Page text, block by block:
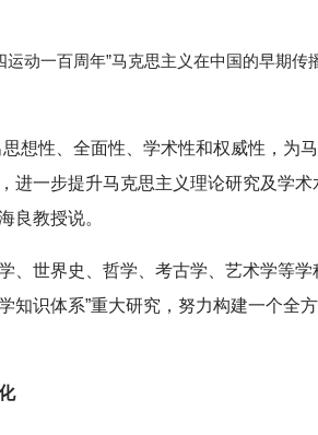
运动一百周年”马克思主义在中国的早期传
想性、全面性、学术性和权威性，为
进一步提升马克思主义理论研究及学术
良教授说。
、世界史、哲学、考古学、艺术学等学
知识体系”重大研究，努力构建一个全方